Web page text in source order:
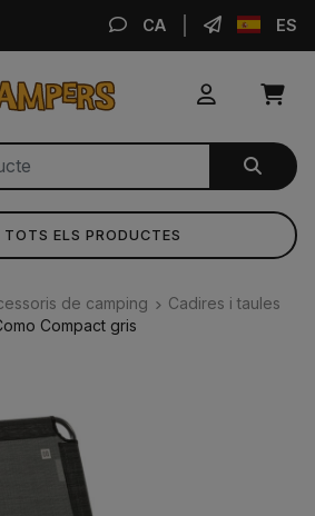
CA ES
TOTS ELS PRODUCTES
de camping
Cadires i taules
Compact gris